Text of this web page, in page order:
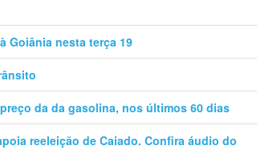
aumentar
diminuir
o
volume.
Goiânia nesta terça 19
da da gasolina, nos últimos 60 dias
reeleição de Caiado. Confira áudio do